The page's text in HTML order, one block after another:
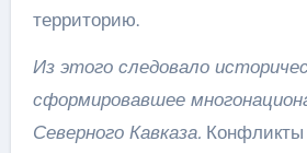
территорию.
Из этого следовало
сформировавшее
Северного Кавказа.Конфликты